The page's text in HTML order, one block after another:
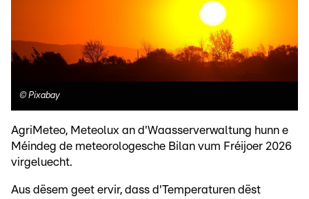
© Pixabay
AgriMeteo, Meteolux an d'Waasserverwaltung hunn e
Méindeg de meteorologesche Bilan vum Fréijoer 2026
virgeluecht.
Aus dësem geet ervir, dass d'Temperaturen dëst